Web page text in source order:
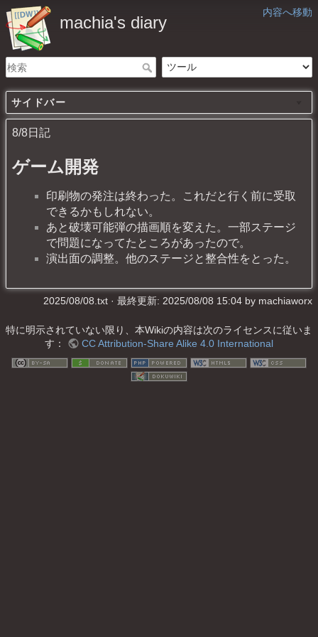
内容へ移動
machia's diary
サイドバー
8/8日記
ゲーム開発
印刷物の発注は終わった。これだと行く前に受取
できるかもしれない。
あと破壊可能弾の描画順を変えた。一部ステージ
で問題になってたところがあったので。
演出面の調整。他のステージと整合性をとった。
2025/08/08.txt · 最終更新: 2025/08/08 15:04 by machiaworx
特に明示されていない限り、本Wikiの内容は次のライセンスに従いま
す：
CC Attribution-Share Alike 4.0 International